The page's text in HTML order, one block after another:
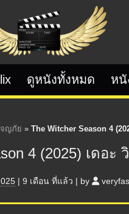
ดูหนังทั้งหมด หนั
ญภัย » The Witcher Season 4
4 (2025) เดอ
| 9 เดือน ที่แล้ว | by